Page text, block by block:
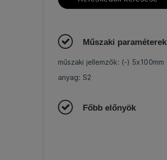
Műszaki paraméterek
műszaki jellemzők: (-) 5x100mm
anyag: S2
Főbb előnyök